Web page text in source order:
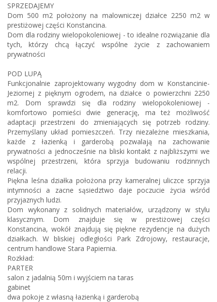
SPRZEDAJEMY
Dom 500 m2 położony na malowniczej działce 2250 m2 w
prestiżowej części Konstancina.
Dom dla rodziny wielopokoleniowej - to idealne rozwiązanie dla
tych, którzy chcą łączyć wspólne życie z zachowaniem
prywatności
POD LUPĄ
Funkcjonalnie zaprojektowany wygodny dom w Konstancinie-
Jeziornej z pięknym ogrodem, na działce o powierzchni 2250
m2. Dom sprawdzi się dla rodziny wielopokoleniowej -
komfortowo pomieści dwie generację, ma też możliwość
adaptacji przestrzeni do zmieniających się potrzeb rodziny.
Przemyślany układ pomieszczeń. Trzy niezależne mieszkania,
każde z łazienką i garderobą pozwalają na zachowanie
prywatności a jednocześnie na bliski kontakt z najbliższymi we
wspólnej przestrzeni, która sprzyja budowaniu rodzinnych
relacji.
Piękna leśna działka położona przy kameralnej uliczce sprzyja
intymności a zacne sąsiedztwo daje poczucie życia wśród
przyjaznych ludzi.
Dom wykonany z solidnych materiałów, urządzony w stylu
klasycznym. Dom znajduje się w prestiżowej części
Konstancina, wokół znajdują się piękne rezydencje na dużych
działkach. W bliskiej odległości Park Zdrojowy, restauracje,
centrum handlowe Stara Papiernia.
Rozkład:
PARTER
salon z jadalnią 50m i wyjściem na taras
gabinet
dwa pokoje z własną łazienką i garderobą